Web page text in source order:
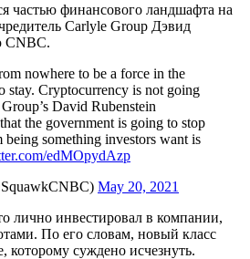
частью финансового ландшафта на
Carlyle Group Дэвид
CNBC.
nowhere to be a force in the
stay. Cryptocurrency is not going
David Rubenstein
the government is going to stop
something investors want is
edMOpydAzp
May 20, 2021
лично инвестировал в компании,
По его словам, новый класс
которому суждено исчезнуть.